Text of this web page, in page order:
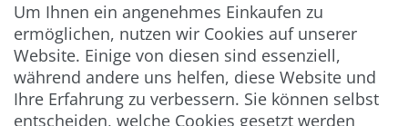
Abonnieren
** Hierbei handelt es sich um ein Pflichtfeld.
ZAHLUNG & VERSAND
Um Ihnen ein angenehmes Einkaufen zu
ermöglichen, nutzen wir Cookies auf unserer
Website. Einige von diesen sind essenziell,
während andere uns helfen, diese Website und
Ihre Erfahrung zu verbessern. Sie können selbst
entscheiden, welche Cookies gesetzt werden